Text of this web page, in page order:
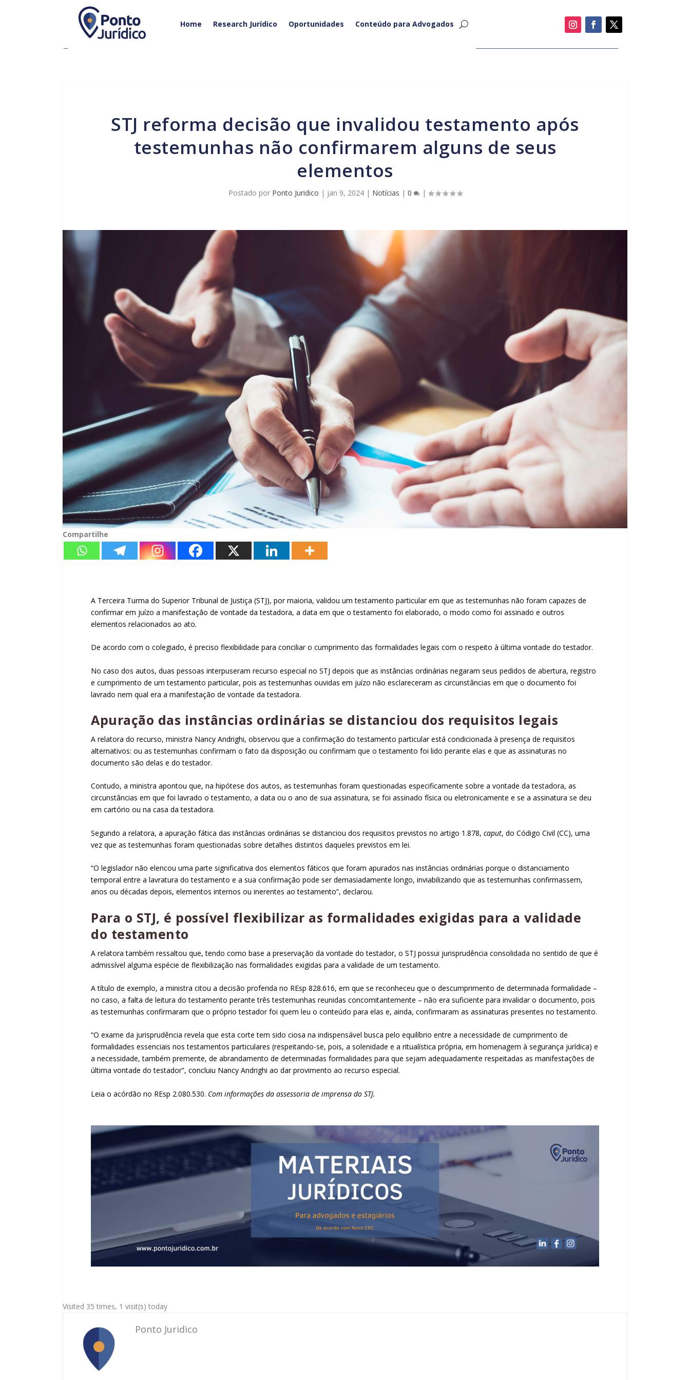
Home Research Jurídico Oportunidades Conteúdo para Advogados
STJ reforma decisão que invalidou testamento após
testemunhas não confirmarem alguns de seus
elementos
Postado por Ponto Juridico | jan 9, 2024| Notícias | 0 |
Compartilhe
A Terceira Turma do Superior Tribunal de Justiça (STJ), por maioria, validou um testamento particular em que as testemunhas não foram capazes de
confirmar em juízo a manifestação de vontade da testadora, a data em que o testamento foi elaborado, o modo como foi assinado e outros
elementos relacionados ao ato.
De acordo com o colegiado, é preciso flexibilidade para conciliar o cumprimento das formalidades legais com o respeito à última vontade do testador.
No caso dos autos, duas pessoas interpuseram recurso especial no STJ depois que as instâncias ordinárias negaram seus pedidos de abertura, registro
e cumprimento de um testamento particular, pois as testemunhas ouvidas em juízo não esclareceram as circunstâncias em que o documento foi
lavrado nem qual era a manifestação de vontade da testadora.
Apuração das instâncias ordinárias se distanciou dos requisitos legais
A relatora do recurso, ministra Nancy Andrighi, observou que a confirmação do testamento particular está condicionada à presença de requisitos
alternativos: ou as testemunhas confirmam o fato da disposição ou confirmam que o testamento foi lido perante elas e que as assinaturas no
documento são delas e do testador.
Contudo, a ministra apontou que, na hipótese dos autos, as testemunhas foram questionadas especificamente sobre a vontade da testadora, as
circunstâncias em que foi lavrado o testamento, a data ou o ano de sua assinatura, se foi assinado física ou eletronicamente e se a assinatura se deu
em cartório ou na casa da testadora.
Segundo a relatora, a apuração fática das instâncias ordinárias se distanciou dos requisitos previstos no artigo 1.878, caput, do Código Civil (CC), uma
vez que as testemunhas foram questionadas sobre detalhes distintos daqueles previstos em lei.
“O legislador não elencou uma parte significativa dos elementos fáticos que foram apurados nas instâncias ordinárias porque o distanciamento
temporal entre a lavratura do testamento e a sua confirmação pode ser demasiadamente longo, inviabilizando que as testemunhas confirmassem,
anos ou décadas depois, elementos internos ou inerentes ao testamento”, declarou.
Para o STJ, é possível flexibilizar as formalidades exigidas para a validade
do testamento
A relatora também ressaltou que, tendo como base a preservação da vontade do testador, o STJ possui jurisprudência consolidada no sentido de que é
admissível alguma espécie de flexibilização nas formalidades exigidas para a validade de um testamento.
A título de exemplo, a ministra citou a decisão proferida no REsp 828.616, em que se reconheceu que o descumprimento de determinada formalidade –
no caso, a falta de leitura do testamento perante três testemunhas reunidas concomitantemente – não era suficiente para invalidar o documento, pois
as testemunhas confirmaram que o próprio testador foi quem leu o conteúdo para elas e, ainda, confirmaram as assinaturas presentes no testamento.
“O exame da jurisprudência revela que esta corte tem sido ciosa na indispensável busca pelo equilíbrio entre a necessidade de cumprimento de
formalidades essenciais nos testamentos particulares (respeitando-se, pois, a solenidade e a ritualística própria, em homenagem à segurança jurídica) e
a necessidade, também premente, de abrandamento de determinadas formalidades para que sejam adequadamente respeitadas as manifestações de
última vontade do testador”, concluiu Nancy Andrighi ao darprovimento ao recurso especial.
Leia o acórdão no REsp 2.080.530. Com informações da assessoria de imprensa do STJ.
Visited 35 times, 1 visit(s) today
Ponto Juridico